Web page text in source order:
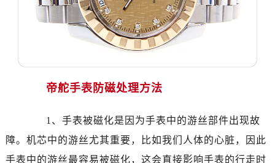
帝舵手表防磁处理方法
1、手表被磁化是因为手表中的游丝部件出现故
障。机芯中的游丝尤其重要，比如我们人体的心脏，因此
手表中的游丝最容易被磁化，这会直接影响手表的行走时